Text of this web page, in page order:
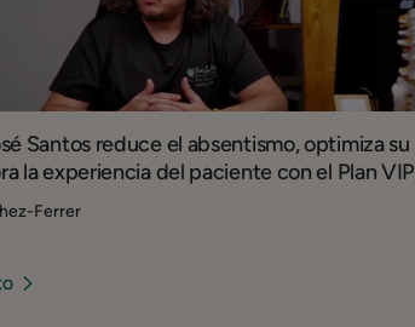
Santos reduce el absentismo, optimiza su
la experiencia del paciente con el Plan VIP
Ferrer